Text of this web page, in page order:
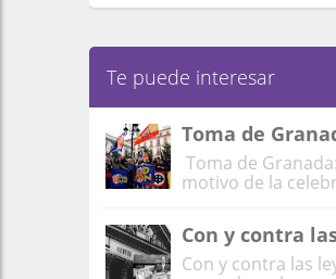
Te puede interesar
Toma de
Toma de
motivo de la
Con y contra
Con y contra las